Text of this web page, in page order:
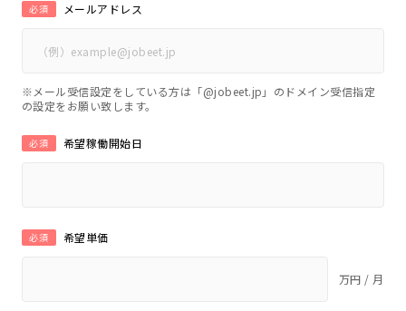
メールアドレス
必須
※メール受信設定をしている方は「@jobeet.jp」のドメイン受信指定
の設定をお願い致します。
希望稼働開始日
必須
希望単価
必須
万円 / 月